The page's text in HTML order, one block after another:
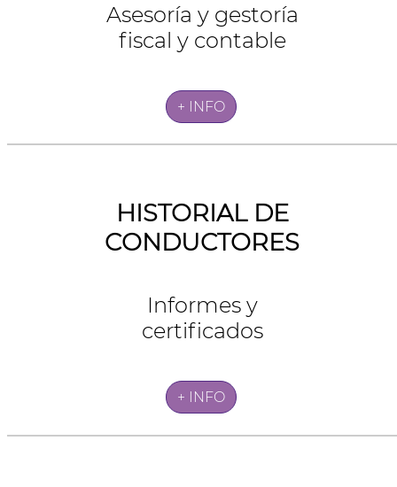
Asesoría y gestoría
fiscal y contable
+ INFO
HISTORIAL DE
CONDUCTORES
Informes y
certificados
+ INFO